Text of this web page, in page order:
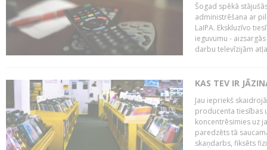
Šogad spēkā
administrēšana ar
LaIPA. Ekskluzīvo
ieguvumu -
darbu televīzijām
KAS TEV IR
Jau iepriekš
producenta tiesības
koncentrēsimies uz
paredzēts tā
skaņdarbs, fiksēts